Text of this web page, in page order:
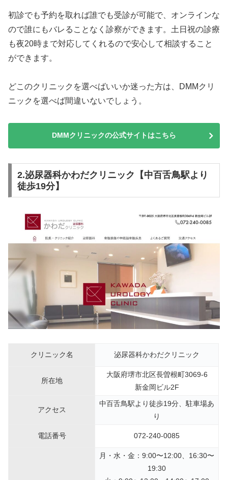
初診でも予約を取れば誰でも受診が可能で、オンラインな
ので誰にもバレることなく診察ができます。土日祝の診療
も夜20時まで対応してくれるので安心して相談すること
ができます。
どこのクリニックを選べばいいか迷った方は、DMMクリ
ニックを選べば間違いないでしょう。
DMMクリニックの公式サイトはこちら
2.泌尿器科かわだクリニック【中百舌鳥駅より
徒歩19分】
クリニック名 泌尿器科かわだクリニック
所在地
大阪府堺市北区長曽根町3069-6
新金岡ビル2F
アクセス
中百舌鳥駅より徒歩19分、駐車場あ
り
電話番号 072-240-0085
月・水・金：9:00〜12:00、16:30〜
19:30